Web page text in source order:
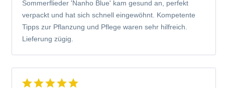
Sommerflieder 'Nanho Blue' kam gesund an, perfekt
verpackt und hat sich schnell eingewöhnt. Kompetente
Tipps zur Pflanzung und Pflege waren sehr hilfreich.
Lieferung zügig.